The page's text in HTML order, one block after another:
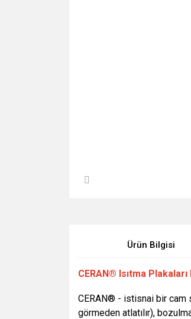
Ürün Bilgisi
CERAN® Isıtma
CERAN® - istisnai bir cam
görmeden atlatılır),